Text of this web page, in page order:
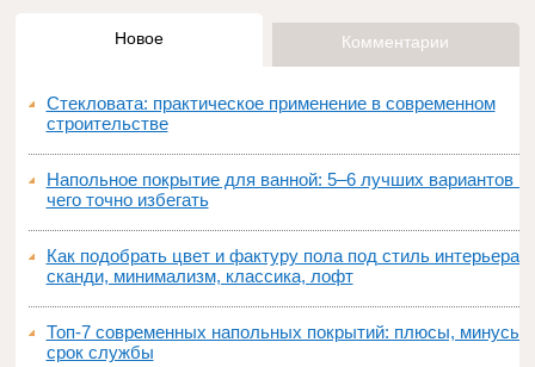
Новое Комментарии
Стекловата: практическое применение в современном
строительстве
Напольное покрытие для ванной: 5–6 лучших вариантов и
чего точно избегать
Как подобрать цвет и фактуру пола под стиль интерьера:
сканди, минимализм, классика, лофт
Топ‑7 современных напольных покрытий: плюсы, минусы,
срок службы